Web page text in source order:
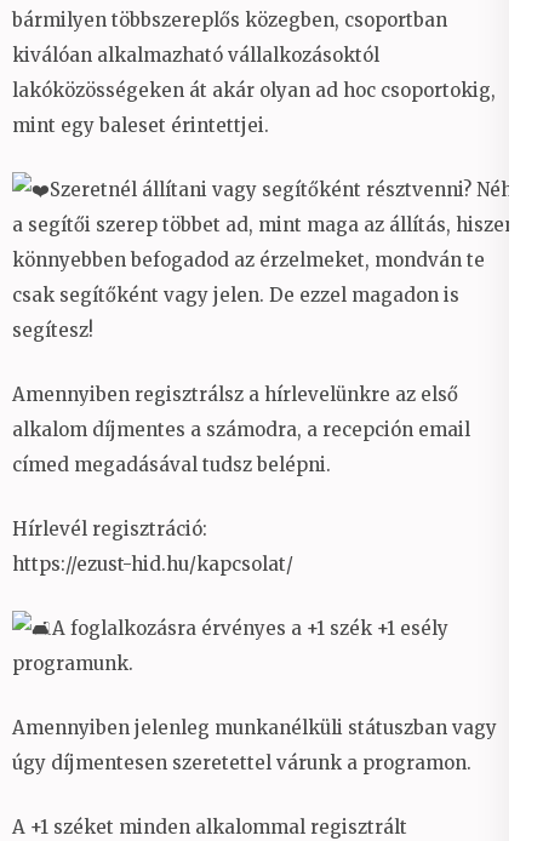
bármilyen többszereplős közegben, csoportban
kiválóan alkalmazható vállalkozásoktól
lakóközösségeken át akár olyan ad hoc csoportokig,
mint egy baleset érintettjei.
Szeretnél állítani vagy segítőként résztvenni? Néha
a segítői szerep többet ad, mint maga az állítás, hiszen
könnyebben befogadod az érzelmeket, mondván te
csak segítőként vagy jelen. De ezzel magadon is
segítesz!
Amennyiben regisztrálsz a hírlevelünkre az első
alkalom díjmentes a számodra, a recepción email
címed megadásával tudsz belépni.
Hírlevél regisztráció:
https://ezust-hid.hu/kapcsolat/
A foglalkozásra érvényes a +1 szék +1 esély
programunk.
Amennyiben jelenleg munkanélküli státuszban vagy
úgy díjmentesen szeretettel várunk a programon.
A +1 széket minden alkalommal regisztrált